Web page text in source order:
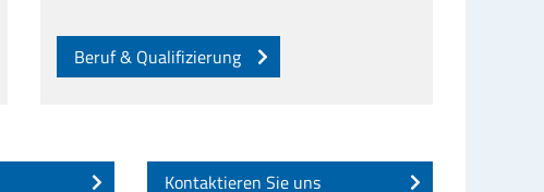
Beruf & Qualifizierung
Kontaktieren Sie uns